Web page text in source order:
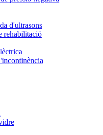
d'ultrasons
rehabilitació